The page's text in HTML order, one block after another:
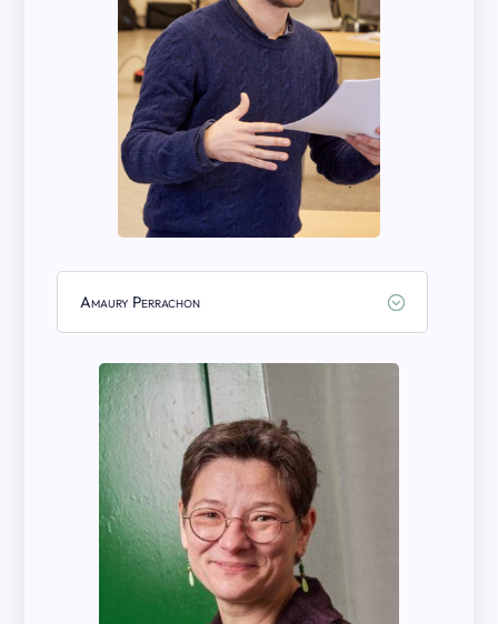
Amaury Perrachon